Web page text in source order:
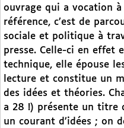
ouvrage qui a vocation
référence, c’est de
sociale et politique à
presse. Celle-ci en effet
technique, elle épouse
lecture et constitue un
des idées et théories.
a 28 !) présente un titre
un courant d’idées ; on